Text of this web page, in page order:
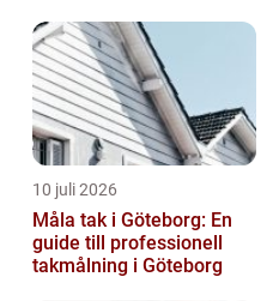
10 juli 2026
Måla tak i Göteborg: En
guide till professionell
takmålning i Göteborg